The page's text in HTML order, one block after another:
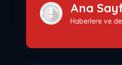
Ana
Haberlere ve